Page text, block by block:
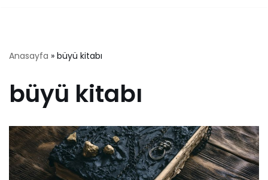
Anasayfa » büyü kitabı
büyü kitabı